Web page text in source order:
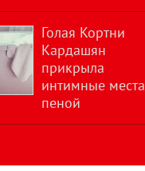
Голая Кортни
Кардашян
прикрыла
интимные места
пеной